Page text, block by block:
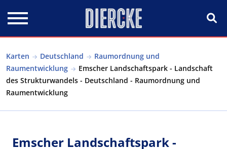
Karten Deutschland
Raumordnung und
Raumentwicklung
Emscher Landschaftspark - Landschaft
des Strukturwandels - Deutschland - Raumordnung und
Raumentwicklung
Emscher Landschaftspark -